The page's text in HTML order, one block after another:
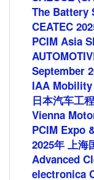
The Battery
CEATEC
PCIM Asia
September
IAA Mobility
日本汽车工
Vienna
PCIM Expo
2025年 上海
Advanced
electronica